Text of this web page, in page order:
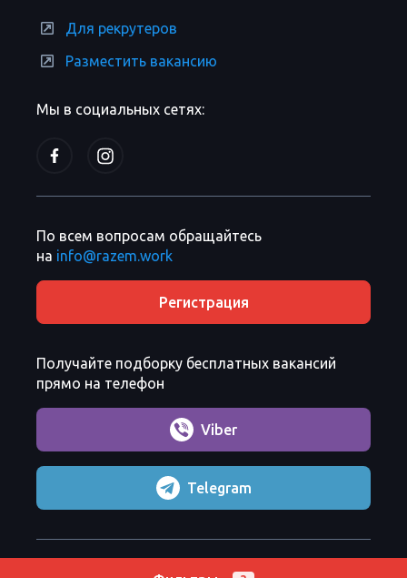
Мы в социальных сетях:
Для рекрутеров
Разместить вакансию
По всем вопросам обращайтесь
на info@razem.work
Регистрация
Получайте подборку бесплатных вакансий
прямо на телефон
Viber
Telegram